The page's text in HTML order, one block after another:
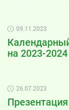
09.11.2023
на 2023-
26.07.2023